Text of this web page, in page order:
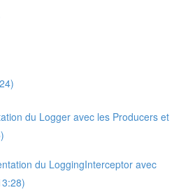
du Logger avec les Producers et
du LoggingInterceptor avec